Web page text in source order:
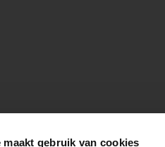
maakt gebruik van cookies